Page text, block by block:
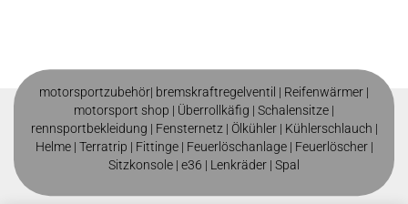
motorsportzubehör| bremskraftregelventil | Reifenwärmer |
motorsport shop | Überrollkäfig | Schalensitze |
rennsportbekleidung | Fensternetz | Ölkühler| Kühlerschlauch |
Helme | Terratrip | Fittinge| Feuerlöschanlage | Feuerlöscher |
Sitzkonsole | e36 | Lenkräder | Spal